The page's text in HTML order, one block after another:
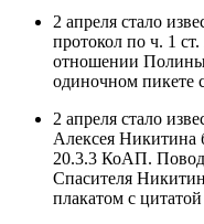
2 апреля стало
протокол по ч. 1
отношении Полины
одиночном пикете
2 апреля стало
Алексея Никитина
20.3.3 КоАП.
Спасителя
плакатом с